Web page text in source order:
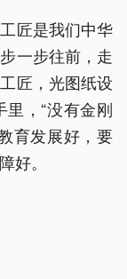
匠是我们中华
一步往前，走
匠，光图纸设
，“没有金刚
育发展好，要
好。